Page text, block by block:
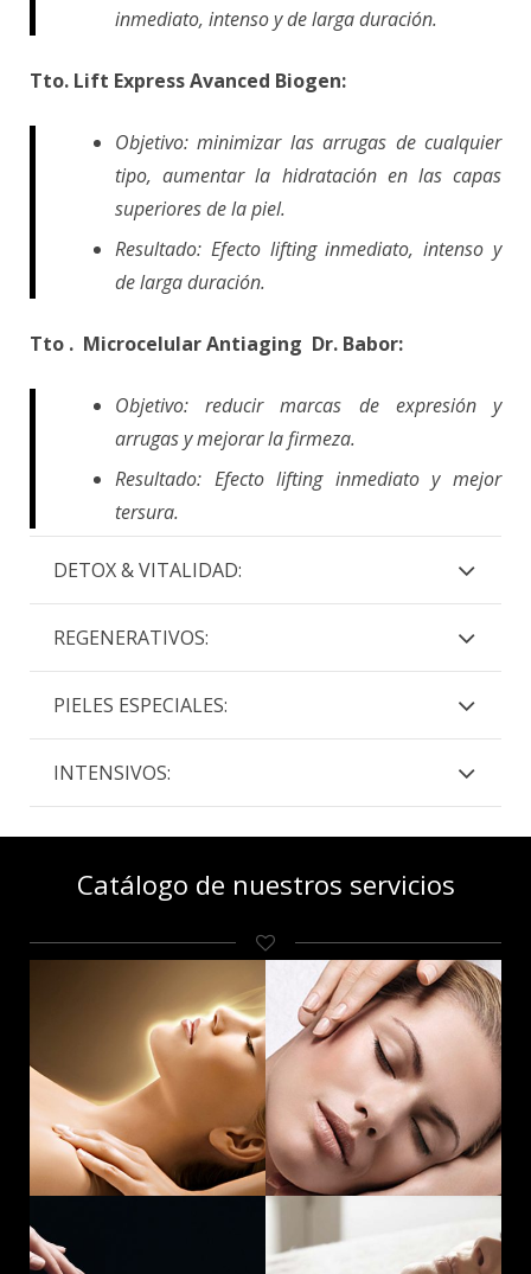
inmediato, intenso y de larga duración.
Tto. Lift Express Avanced Biogen:
Objetivo: minimizar las arrugas de cualquier
tipo, aumentar la hidratación en las capas
superiores de la piel.
Resultado: Efecto lifting inmediato, intenso y
de larga duración.
Tto . Microcelular Antiaging Dr. Babor:
Objetivo: reducir marcas de expresión y
arrugas y mejorar la firmeza.
Resultado: Efecto lifting inmediato y mejor
tersura.
DETOX & VITALIDAD:
REGENERATIVOS:
PIELES ESPECIALES:
INTENSIVOS:
Catálogo de nuestros servicios